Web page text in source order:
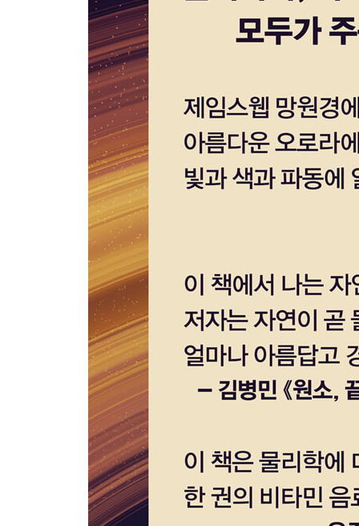
3 강한 유리: 깨지지 않는 강화유리의 정체
4 더 극한의 세계로
5 양자점 속 나노 세계
6 알함브라 궁전과 금 나노입자
7 거미와 대화를 나눈다면
8 카멜레온 흉내 내기
9 계절에 따라 변하는 순록 눈의 색상
10 검정을 더 검게! 심해어의 위장술
11 오징어 변신 속 사인 함수
4부 첨단기술을 잘 다루는 사회로
1 태양 빛을 수확하는 방법
2 한 번도 본 적 없는 세상
3 빛과 싸우는 디스플레이
4 마야 문명을 찾아낸 라이다
5 와이파이 신호로 만드는 전기
6 블루라이트의 명암
7 자외선의 두 얼굴
8 빛과 문화재 (1): 반가사유상
9 빛과 문화재 (2): 유물의 원소 분석
10 공기로 빵을 만드는 방법
11 2미터란 거리는 절대적 안전거리인가
12 코로나바이러스를 바늘로 찌를 수 있을까?